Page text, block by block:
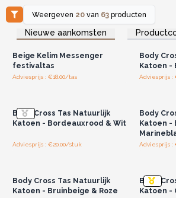
Weergeven 20 van 63 producten
Nieuwe aankomsten
Log in of registreer u voor
groothandelsprijzen.
Beige Kelim Messenger
festivaltas
Adviesprijs : €18.00/tas
Log in
Body
Katoen -
Adviesprijs :
Body Cross Tas Natuurlijk
Katoen - Bordeauxrood & Wit
Adviesprijs : €20.00/stuk
Body
Katoen -
Adviesprijs :
Body Cross Tas Natuurlijk
Katoen - Bruinbeige & Roze
Body
Katoen -